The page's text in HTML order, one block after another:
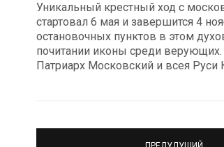
Уникальный крестный ход с
стартовал 6 мая и завершится 4
остановочных пунктов в этом
почитании иконы среди
Патриарх Московский и всея Руси